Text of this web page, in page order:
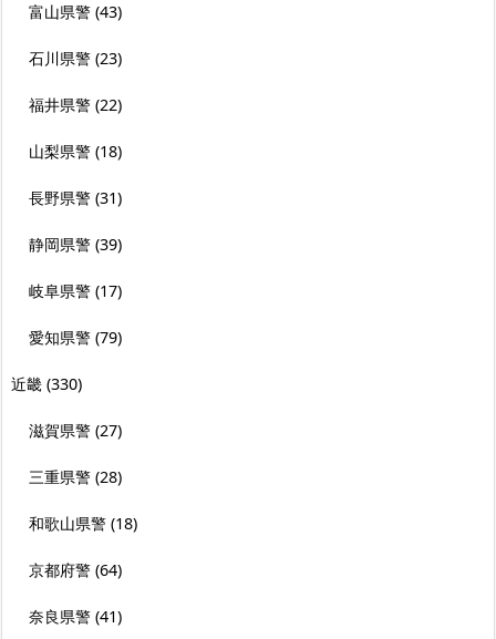
富山県警 (43)
石川県警 (23)
福井県警 (22)
山梨県警 (18)
長野県警 (31)
静岡県警 (39)
岐阜県警 (17)
愛知県警 (79)
近畿 (330)
滋賀県警 (27)
三重県警 (28)
和歌山県警 (18)
京都府警 (64)
奈良県警 (41)